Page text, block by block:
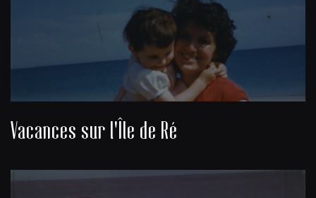
Vacances sur l'Île de Ré